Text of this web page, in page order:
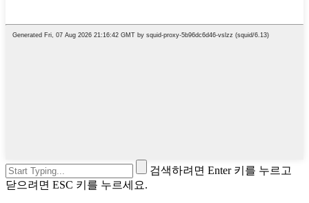
검색하려면 Enter 키를 누르고
닫으려면 ESC 키를 누르세요.